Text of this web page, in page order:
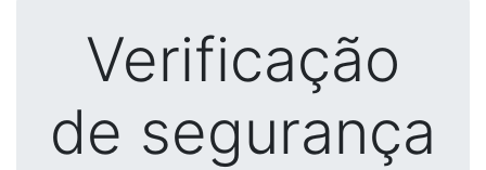
Verificação
de segurança